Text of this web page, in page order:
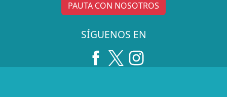
PAUTA CON NOSOTROS
SÍGUENOS EN